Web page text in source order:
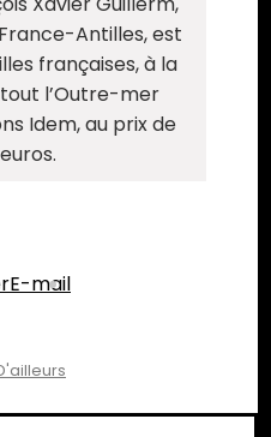
Antilles, est
françaises, à la
l’Outre-mer
Idem, au prix de
E-mail